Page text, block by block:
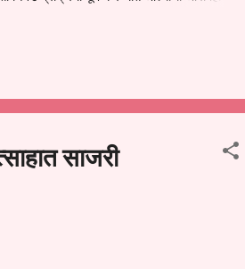
प्रती जिल्हा शिक्षण अधिकारी (प्राथमिक),
याबाबत काय निर्णय घेते, याकडे पालकांचे
साजरी